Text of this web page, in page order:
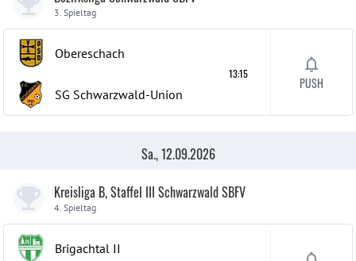
3. Spieltag
Obereschach
SG Schwarzwald-Union
13:15
PUSH
Sa., 12.09.2026
Kreisliga B, Staffel III Schwarzwald SBFV
4. Spieltag
Brigachtal II